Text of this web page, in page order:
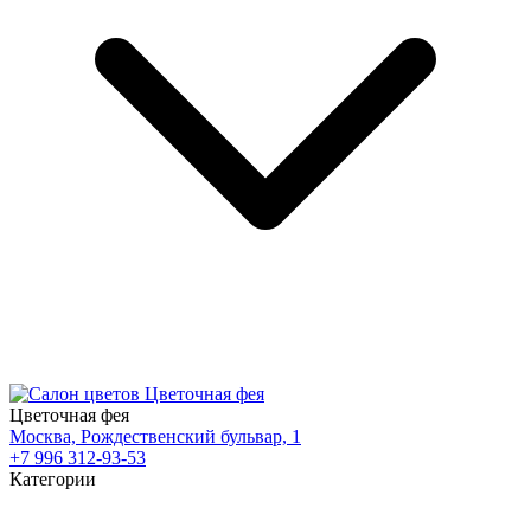
Цветочная фея
Москва, Рождественский бульвар, 1
+7 996 312-93-53
Категории